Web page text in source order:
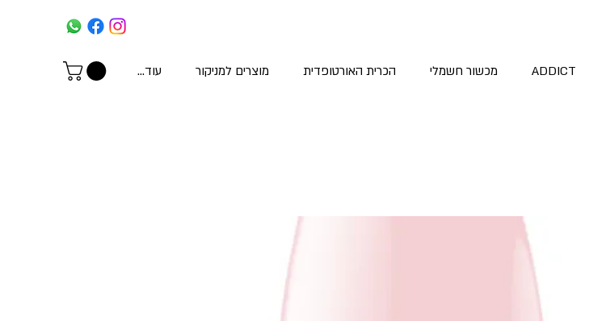
ADDICT מכשור חשמלי הכרית האורטופדית מוצרים למניקור עוד...